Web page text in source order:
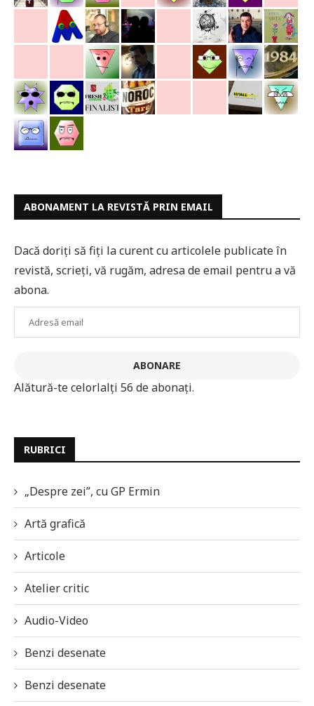
ABONAMENT LA REVISTĂ PRIN EMAIL
Dacă doriți să fiți la curent cu articolele publicate în
revistă, scrieți, vă rugăm, adresa de email pentru a vă
abona.
ABONARE
Alătură-te celorlalți 56 de abonați.
RUBRICI
„Despre zei”, cu GP Ermin
Artă grafică
Articole
Atelier critic
Audio-Video
Benzi desenate
Benzi desenate